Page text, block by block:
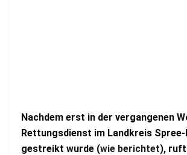
Nachdem erst in der vergangenen
Rettungsdienst im Landkreis Spree-
gestreikt wurde (wie berichtet), ruft